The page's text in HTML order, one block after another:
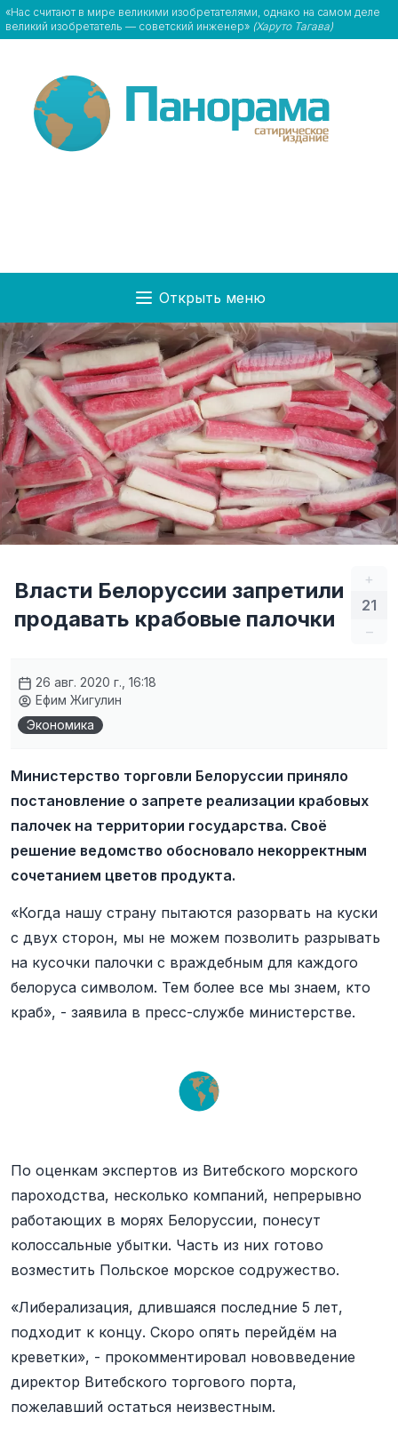
«Нас считают в мире великими изобретателями, однако на самом деле
великий изобретатель — советский инженер» (Харуто Тагава)
Открыть меню
+
21
–
Власти Белоруссии запретили
продавать крабовые палочки
26 авг. 2020 г., 16:18
Ефим Жигулин
Экономика
Министерство торговли Белоруссии приняло
постановление о запрете реализации крабовых
палочек на территории государства. Своё
решение ведомство обосновало некорректным
сочетанием цветов продукта.
«Когда нашу страну пытаются разорвать на куски
с двух сторон, мы не можем позволить разрывать
на кусочки палочки с враждебным для каждого
белоруса символом. Тем более все мы знаем, кто
краб», - заявила в пресс-службе министерстве.
По оценкам экспертов из Витебского морского
пароходства, несколько компаний, непрерывно
работающих в морях Белоруссии, понесут
колоссальные убытки. Часть из них готово
возместить Польское морское содружество.
«Либерализация, длившаяся последние 5 лет,
подходит к концу. Скоро опять перейдём на
креветки», - прокомментировал нововведение
директор Витебского торгового порта,
пожелавший остаться неизвестным.